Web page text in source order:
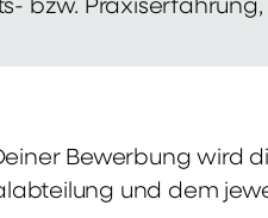
bzw.
Bewerbung wird
und dem